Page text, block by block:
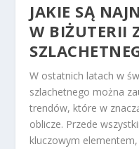
JAKIE SĄ
W BIŻUTERII
W ostatnich latach w
szlachetnego można
trendów, które w
oblicze. Przede
kluczowym